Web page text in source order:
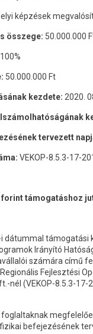
képzések
összege: 50.000.000
100%
50.000.000 Ft
kezdete: 2020.
tervezett
VEKOP-8.5.3-17-
forint támogatáshoz
i dátummal
Irányító
számára című
Fejlesztési
nél (VEKOP-8.5.3-
befejezésének